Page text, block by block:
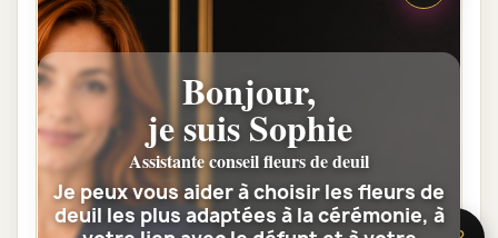
Les fleurs peuvent-elles être livrées
au domicile de la famille ?
Oui. Une composition de condoléances
peut être livrée au domicile avant ou après
la cérémonie. Vérifiez simplement que
quelqu’un pourra réceptionner les fleurs.
Bonjour,
je suis Sophie
Assistante conseil fleurs de deuil
Je peux vous aider à choisir les fleurs de
deuil les plus adaptées à la cérémonie, à